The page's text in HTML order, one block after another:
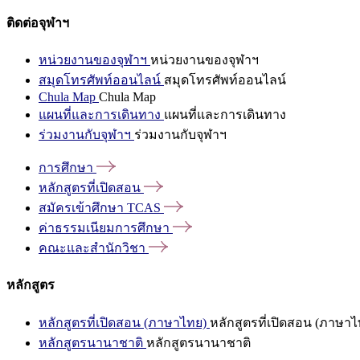
ติดต่อจุฬาฯ
หน่วยงานของจุฬาฯ หน่วยงานของจุฬาฯ
สมุดโทรศัพท์ออนไลน์ สมุดโทรศัพท์ออนไลน์
Chula Map Chula Map
แผนที่และการเดินทาง แผนที่และการเดินทาง
ร่วมงานกับจุฬาฯ ร่วมงานกับจุฬาฯ
การศึกษา
หลักสูตรที่เปิดสอน
สมัครเข้าศึกษา TCAS
ค่าธรรมเนียมการศึกษา
คณะและสำนักวิชา
หลักสูตร
หลักสูตรที่เปิดสอน (ภาษาไทย) หลักสูตรที่เปิดสอน (ภาษาไ
หลักสูตรนานาชาติ หลักสูตรนานาชาติ